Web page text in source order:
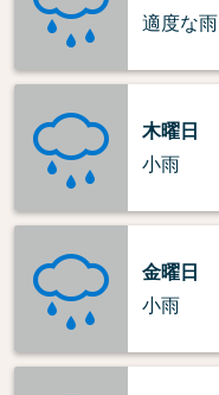
適度な雨
木曜日
小雨
金曜日
小雨